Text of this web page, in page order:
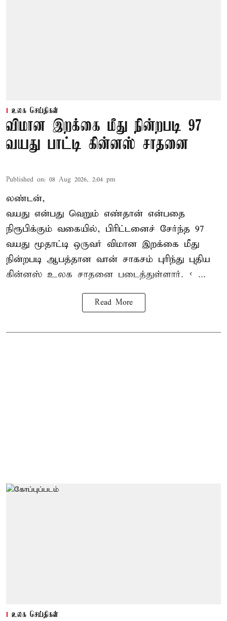
உலக செய்திகள்
விமான இறக்கை மீது நின்றபடி 97
வயது பாட்டி கின்னஸ் சாதனை
Published on: 08 Aug 2026, 2:04 pm
லண்டன்,
வயது என்பது வெறும் எண்தான் என்பதை
நிரூபிக்கும் வகையில், பிரிட்டனைச் சேர்ந்த 97
வயது மூதாட்டி ஒருவர் விமான இறக்கை மீது
நின்றபடி ஆபத்தான வான் சாகசம் புரிந்து புதிய
கின்னஸ் உலக சாதனை படைத்துள்ளார். < ...
Read More
உலக செய்திகள்